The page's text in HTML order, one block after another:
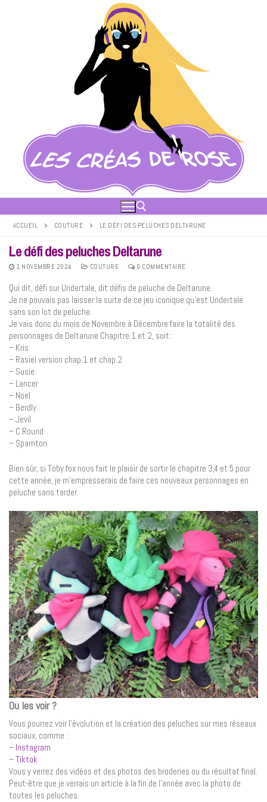
Rechercher :
ACCUEIL COUTURE LE DÉFI DES PELUCHES DELTARUNE
Le défi des peluches Deltarune
1 NOVEMBRE 2024 COUTURE 0 COMMENTAIRE
Qui dit, défi sur Undertale, dit défis de peluche de Deltarune.
Je ne pouvais pas laisser la suite de ce jeu iconique qu’est Undertale
sans son lot de peluche.
Je vais donc du mois de Novembre à Décembre faire la totalité des
personnages de Deltarune Chapitre 1 et 2, soit :
– Kris
– Rasiel version chap.1 et chap.2
– Susie
– Lancer
– Noel
– Berdly
– Jevil
– C.Round
– Spamton
Bien sûr, si Toby fox nous fait le plaisir de sortir le chapitre 3,4 et 5 pour
cette année, je m’empresserais de faire ces nouveaux personnages en
peluche sans tarder.
Ou les voir ?
Vous pourrez voir l’évolution et la création des peluches sur mes réseaux
sociaux, comme :
– Instagram
–Tiktok
Vous y verrez des vidéos et des photos des broderies ou du résultat final.
Peut-être que je verrais un article à la fin de l’année avec la photo de
toutes les peluches.